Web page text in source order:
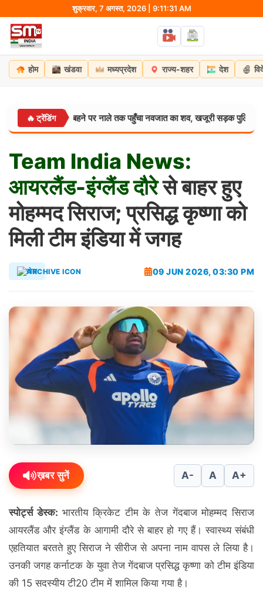
content
शुक्रवार, 7 अगस्त, 2026 | 9:11:32 AM
होम खंडवा मध्यप्रदेश राज्य-शहर देश
🔥 ट्रेंडिंग
से मिट्टी बहने पर नाले तक पहुँचा नवजात का शव, खजूरी सड़क पुलिस ने किया
Team India News:
आयरलैंड-इंग्लैंडदौरेसे बाहर हुए
मोहम्मद सिराज; प्रसिद्ध कृष्णा को
मिली टीम इंडिया में जगह
खेल 09 JUN 2026, 03:30 PM
ख़बर सुनें A- A A+
स्पोर्ट्स डेस्क: भारतीय क्रिकेट टीम के तेज गेंदबाज मोहम्मद सिराज
आयरलैंड और इंग्लैंड के आगामी दौरे से बाहर हो गए हैं। स्वास्थ्य संबंधी
एहतियात बरतते हुए सिराज ने सीरीज से अपना नाम वापस ले लिया है।
उनकी जगह कर्नाटक के युवा तेज गेंदबाज प्रसिद्ध कृष्णा को टीम इंडिया
की 15 सदस्यीय टी20 टीम में शामिल किया गया है।